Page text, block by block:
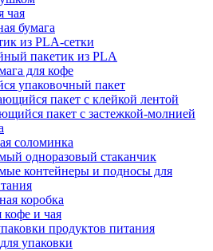
чая
бумага
из PLA-сетки
пакетик из PLA
для кофе
упаковочный пакет
пакет с клейкой лентой
пакет с застежкой-молнией
соломинка
одноразовый стаканчик
контейнеры и подносы для
коробка
и чая
продуктов питания
упаковки